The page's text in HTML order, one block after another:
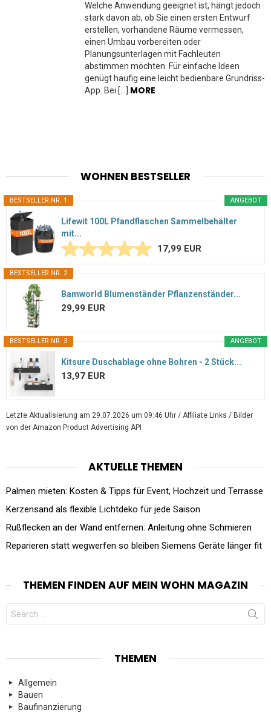
Welche Anwendung geeignet ist, hängt jedoch
stark davon ab, ob Sie einen ersten Entwurf
erstellen, vorhandene Räume vermessen,
einen Umbau vorbereiten oder
Planungsunterlagen mit Fachleuten
abstimmen möchten. Für einfache Ideen
genügt häufig eine leicht bedienbare Grundriss-
App. Bei […] MORE
WOHNEN BESTSELLER
ANGEBOT
BESTSELLER NR. 1
Lifewit 100L Pfandflaschen Sammelbehälter
mit...
17,99 EUR
BESTSELLER NR. 2
Bamworld Blumenständer Pflanzenständer...
29,99 EUR
ANGEBOT
BESTSELLER NR. 3
Kitsure Duschablage ohne Bohren - 2 Stück...
13,97 EUR
Letzte Aktualisierung am 29.07.2026 um 09:46 Uhr / Affiliate Links / Bilder
von der Amazon Product Advertising API
AKTUELLE THEMEN
Palmen mieten: Kosten & Tipps für Event, Hochzeit und Terrasse
Kerzensand als flexible Lichtdeko für jede Saison
Rußflecken an der Wand entfernen: Anleitung ohne Schmieren
Reparieren statt wegwerfen so bleiben Siemens Geräte länger fit
THEMEN FINDEN AUF MEIN WOHN MAGAZIN
Search
for:
THEMEN
Allgemein
Bauen
Baufinanzierung